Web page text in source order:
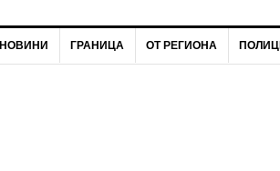
НОВИНИ ГРАНИЦА ОТ РЕГИОНА